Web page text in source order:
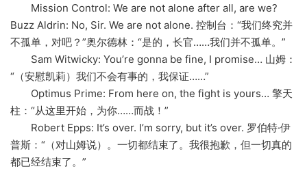
Mission Control: We are not alone after all, are we?
Buzz Aldrin: No, Sir. We are not alone. 控制台：“我们终究并
不孤单，对吧？”奥尔德林：“是的，长官……我们并不孤单。”
Sam Witwicky: You’re gonna be fine, I promise… 山姆：
“（安慰凯莉）我们不会有事的，我保证……”
Optimus Prime: From here on, the fight is yours… 擎天
柱：“从这里开始，为你……而战！”
Robert Epps: It’s over. I’m sorry, but it’s over. 罗伯特·伊
普斯：“（对山姆说）。一切都结束了。我很抱歉，但一切真的
都已经结束了。”